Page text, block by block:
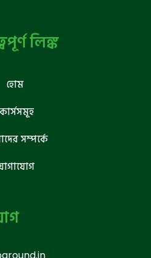
লিঙ্ক
হোম
সম্পর্কে